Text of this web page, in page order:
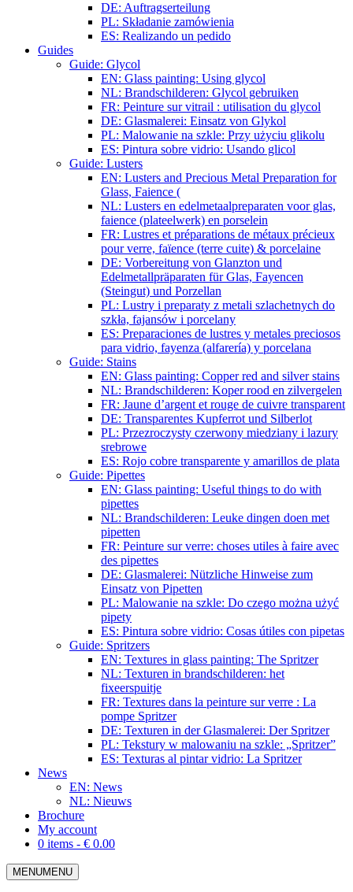
DE: Auftragserteilung
PL: Składanie zamówienia
ES: Realizando un pedido
Guides
Guide: Glycol
EN: Glass painting: Using glycol
NL: Brandschilderen: Glycol gebruiken
FR: Peinture sur vitrail : utilisation du glycol
DE: Glasmalerei: Einsatz von Glykol
PL: Malowanie na szkle: Przy użyciu glikolu
ES: Pintura sobre vidrio: Usando glicol
Guide: Lusters
EN: Lusters and Precious Metal Preparation for
Glass, Faience (
NL: Lusters en edelmetaalpreparaten voor glas,
faience (plateelwerk) en porselein
FR: Lustres et préparations de métaux précieux
pour verre, faïence (terre cuite) & porcelaine
DE: Vorbereitung von Glanzton und
Edelmetallpräparaten für Glas, Fayencen
(Steingut) und Porzellan
PL: Lustry i preparaty z metali szlachetnych do
szkła, fajansów i porcelany
ES: Preparaciones de lustres y metales preciosos
para vidrio, fayenza (alfarería) y porcelana
Guide: Stains
EN: Glass painting: Copper red and silver stains
NL: Brandschilderen: Koper rood en zilvergelen
FR: Jaune d’argent et rouge de cuivre transparent
DE: Transparentes Kupferrot und Silberlot
PL: Przezroczysty czerwony miedziany i lazury
srebrowe
ES: Rojo cobre transparente y amarillos de plata
Guide: Pipettes
EN: Glass painting: Useful things to do with
pipettes
NL: Brandschilderen: Leuke dingen doen met
pipetten
FR: Peinture sur verre: choses utiles à faire avec
des pipettes
DE: Glasmalerei: Nützliche Hinweise zum
Einsatz von Pipetten
PL: Malowanie na szkle: Do czego można użyć
pipety
ES: Pintura sobre vidrio: Cosas útiles con pipetas
Guide: Spritzers
EN: Textures in glass painting: The Spritzer
NL: Texturen in brandschilderen: het
fixeerspuitje
FR: Textures dans la peinture sur verre : La
pompe Spritzer
DE: Texturen in der Glasmalerei: Der Spritzer
PL: Tekstury w malowaniu na szkle: „Spritzer”
ES: Texturas al pintar vidrio: La Spritzer
News
EN: News
NL: Nieuws
Brochure
My account
0 items - € 0.00
MENUMENU